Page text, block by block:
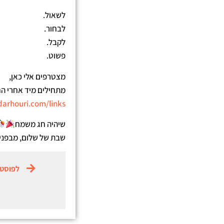
לשאול.
לבחור.
לקבל.
פשוט.
מצטרפים אלי כאן,
מתחילים מיד אחרי
links/
שיהיה חג משמח
שבת של שלום,